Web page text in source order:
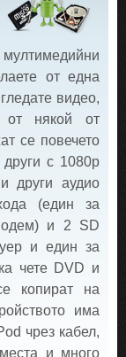
от една
видео,
някой от
се повечето
с 1080p
други аудио
(един за
и 2 SD
и един за
чете DVD и
копират на
има
чрез кабел,
и много